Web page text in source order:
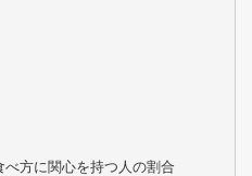
方に関心を持つ人の割合